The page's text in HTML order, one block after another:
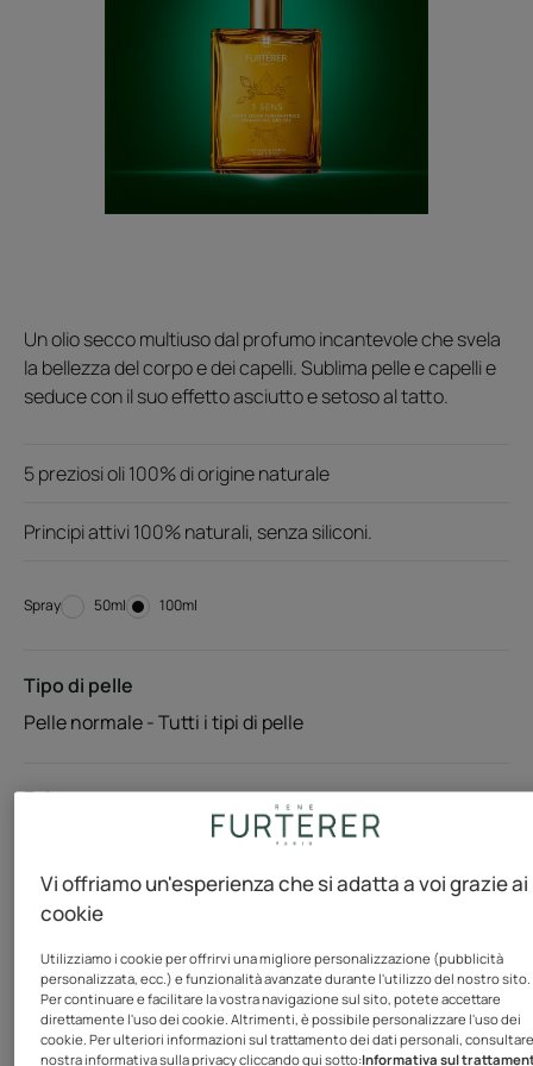
Un olio secco multiuso dal profumo incantevole che svela
la bellezza del corpo e dei capelli. Sublima pelle e capelli e
seduce con il suo effetto asciutto e setoso al tatto.
5 preziosi oli 100% di origine naturale
Principi attivi 100% naturali, senza siliconi.
Spray Spray
50ml Spray
100ml
Tipo di pelle
Pelle normale - Tutti i tipi di pelle
Esigenze
Brillantezza - Idratare - Morbidezza
Prodotto in Francia
Preziosa alchimia di cinque oli secchi, questo olio
sublimatore per capelli e corpo incarna l'expertise
botanica di René Furterer. Nutre e protegge i capelli,
donando loro elasticità e lucentezza. Applicato
Vi offriamo un'esperienza che si adatta a voi grazie ai
cookie
Utilizziamo i cookie per offrirvi una migliore personalizzazione (pubblicità
personalizzata, ecc.) e funzionalità avanzate durante l'utilizzo del nostro sito.
Per continuare e facilitare la vostra navigazione sul sito, potete accettare
direttamente l'uso dei cookie. Altrimenti, è possibile personalizzare l'uso dei
cookie. Per ulteriori informazioni sul trattamento dei dati personali,
nostra informativa sulla privacy cliccando qui sotto:Informativa sul